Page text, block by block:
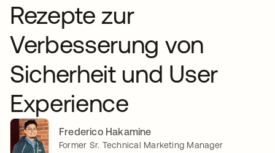
Rezepte zur
Verbesserung von
Sicherheit und User
Experience
Frederico Hakamine
Former Sr. Technical Marketing Manager